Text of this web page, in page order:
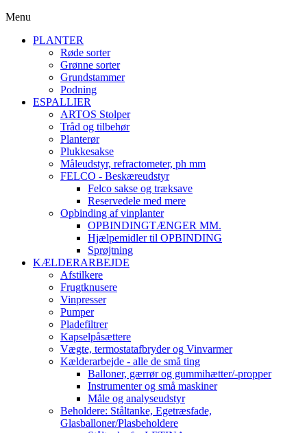
Menu
PLANTER
Røde sorter
Grønne sorter
Grundstammer
Podning
ESPALLIER
ARTOS Stolper
Tråd og tilbehør
Planterør
Plukkesakse
Måleudstyr, refractometer, ph mm
FELCO - Beskæreudstyr
Felco sakse og træksave
Reservedele med mere
Opbinding af vinplanter
OPBINDINGTÆNGER MM.
Hjælpemidler til OPBINDING
Sprøjtning
KÆLDERARBEJDE
Afstilkere
Frugtknusere
Vinpresser
Pumper
Pladefiltrer
Kapselpåsættere
Vægte, termostatafbryder og Vinvarmer
Kælderarbejde - alle de små ting
Balloner, gærrør og gummihætter/-propper
Instrumenter og små maskiner
Måle og analyseudstyr
Beholdere: Ståltanke, Egetræsfade,
Glasballoner/Plasbeholdere